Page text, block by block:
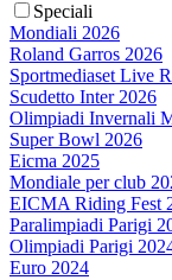
Speciali
Mondiali 2026
Roland Garros 2026
Sportmediaset Live
Scudetto Inter 2026
Olimpiadi Invernali
Super Bowl 2026
Eicma 2025
Mondiale per club
EICMA Riding Fest
Paralimpiadi Parigi
Olimpiadi Parigi
Euro 2024